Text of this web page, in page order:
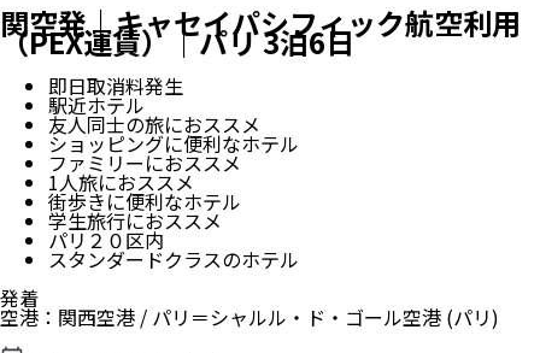
関空発｜キャセイパシフィック航空利用
（PEX運賃）｜パリ 3泊6日
即日取消料発生
駅近ホテル
友人同士の旅におススメ
ショッピングに便利なホテル
ファミリーにおススメ
1人旅におススメ
街歩きに便利なホテル
学生旅行におススメ
パリ２０区内
スタンダードクラスのホテル
発着
空港 ： 関西空港 / パリ＝シャルル・ド・ゴール空港 (パリ)